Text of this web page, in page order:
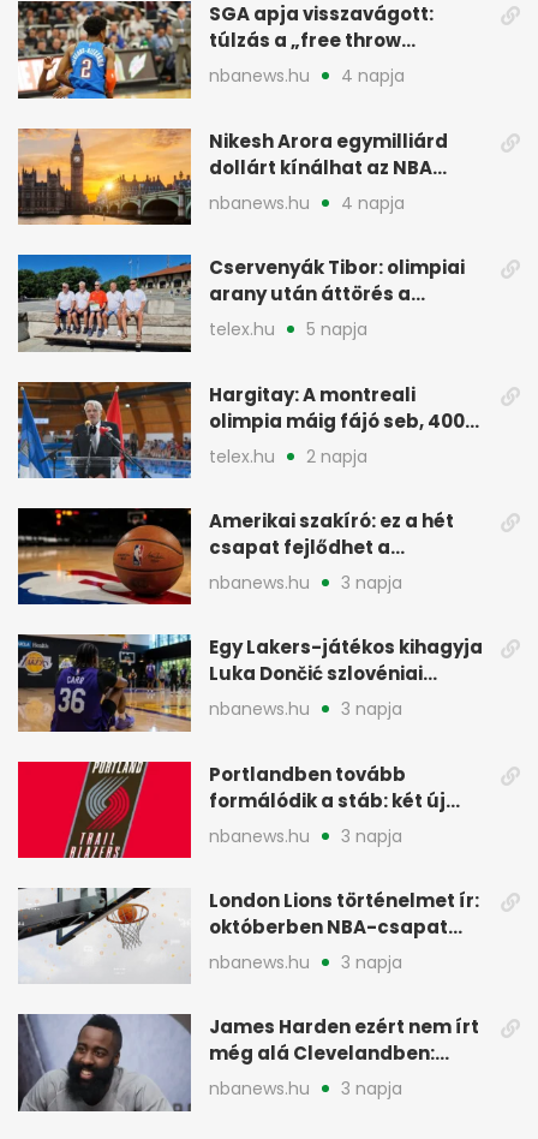
SGA apja visszavágott:
túlzás a „free throw
merchant” címke?
nbanews.hu 4 napja
Nikesh Arora egymilliárd
dollárt kínálhat az NBA
Europe londoni csapatáért
nbanews.hu 4 napja
Cservenyák Tibor: olimpiai
arany után áttörés a
rákkutatásban
telex.hu 5 napja
Hargitay: A montreali
olimpia máig fájó seb, 400
vegyesen 4. lett
telex.hu 2 napja
Amerikai szakíró: ez a hét
csapat fejlődhet a
legtöbbet az NBA-ben
nbanews.hu 3 napja
Egy Lakers-játékos kihagyja
Luka Dončić szlovéniai
minicampjét
nbanews.hu 3 napja
Portlandben tovább
formálódik a stáb: két új
szakember a Blazersnél
nbanews.hu 3 napja
London Lions történelmet ír:
októberben NBA-csapat
ellen lép pályára
nbanews.hu 3 napja
James Harden ezért nem írt
még alá Clevelandben:
pénzügyi okok
nbanews.hu 3 napja